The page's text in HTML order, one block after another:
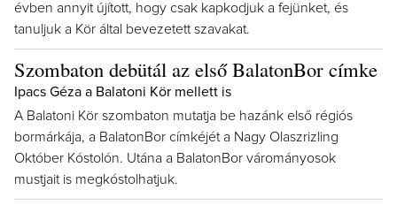
évben annyit újított, hogy csak kapkodjuk a fejünket, és
tanuljuk a Kör által bevezetett szavakat.
Szombaton debütál az első BalatonBor címke
Ipacs Géza a Balatoni Kör mellett is
A Balatoni Kör szombaton mutatja be hazánk első régiós
bormárkája, a BalatonBor címkéjét a Nagy Olaszrizling
Október Kóstolón. Utána a BalatonBor várományosok
mustjait is megkóstolhatjuk.